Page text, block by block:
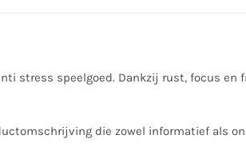
stress speelgoed. Dankzij rust, focus en
die zowel informatief als